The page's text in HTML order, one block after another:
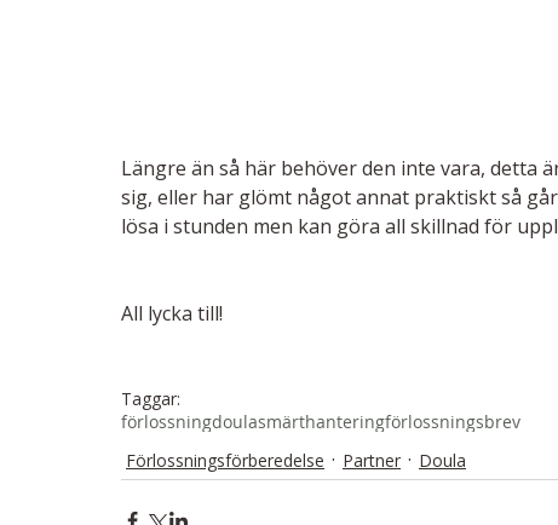
Längre än så här behöver den inte vara, detta
sig, eller har glömt något annat praktiskt så
lösa i stunden men kan göra all skillnad för
All lycka till!
Taggar:
förlossningdoulasmärthanteringförlossningsbrev
Förlossningsförberedelse
Partner Doula